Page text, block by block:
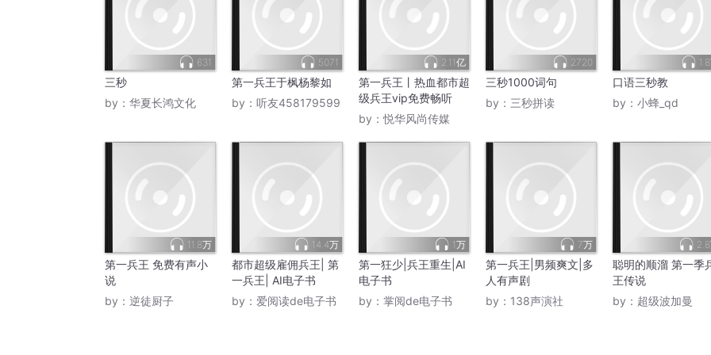
631
三秒
by： 华夏长鸿文化
5071
第一兵王于枫杨黎如
by： 听友458179599
2.11亿
第一兵王丨热血都市超
级兵王vip免费畅听
by：悦华风尚传媒
2720
三秒1000词句
by： 三秒拼读
口语三秒教
by： 小蜂_qd
11.8万
第一兵王 免费有声小
说
by： 逆徒厨子
14.4万
都市超级雇佣兵王| 第
一兵王| AI电子书
by： 爱阅读de电子书
1万
第一狂少|兵王重生|AI
电子书
by： 掌阅de电子书
7万
第一兵王|男频爽文|多
人有声剧
by： 138声演社
聪明的顺溜 第一季
王传说
by： 超级波加曼